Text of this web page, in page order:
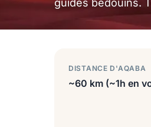
guides bédouins.
DISTANCE D'AQABA
~60 km (~1h en